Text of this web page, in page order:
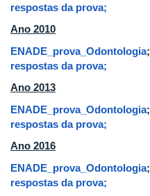
respostas da prova;
Ano 2010
ENADE_prova_Odontologia;
respostas da prova;
Ano 2013
ENADE_prova_Odontologia;
respostas da prova;
Ano 2016
ENADE_prova_Odontologia;
respostas da prova;